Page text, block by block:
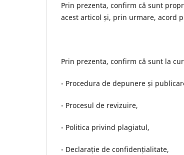
Prin prezenta, confirm că sunt
acest articol și, prin urmare, acord
Prin prezenta, confirm că sunt la
- Procedura de depunere și
- Procesul de revizuire,
- Politica privind plagiatul,
- Declarație de confidențialitate,